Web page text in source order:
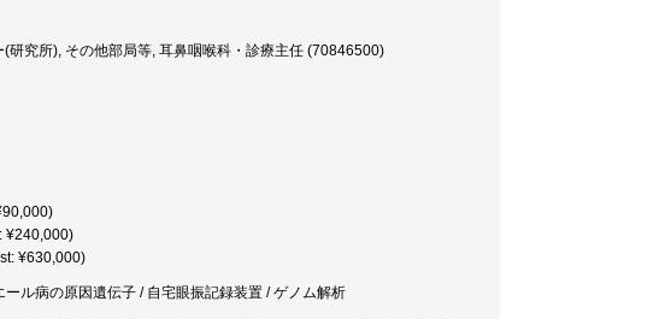
究所), その他部局等, 耳鼻咽喉科・診療主任 (70846500)
¥240,000)
¥630,000)
ル病の原因遺伝子 / 自宅眼振記録装置 / ゲノム解析